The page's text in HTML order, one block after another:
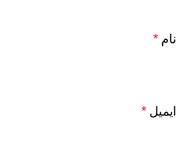
نام *
ایمیل *